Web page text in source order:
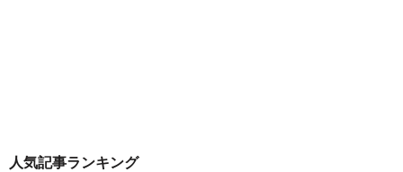
人気記事ランキング